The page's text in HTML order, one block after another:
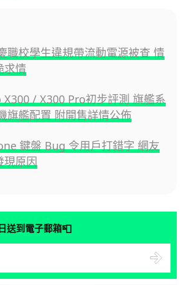
職校學生違規帶流動電源被查 情
求情
X300 / X300 Pro初步評測 旗艦系
旗艦配置 附開售詳情公佈
鍵盤 Bug 令用戶打錯字 網友
現原因
送到電子郵箱📮